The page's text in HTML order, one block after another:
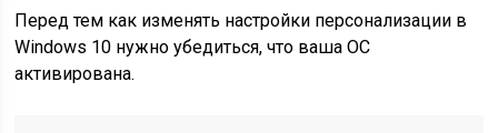
Перед тем как изменять настройки персонализации в
Windows 10 нужно убедиться, что ваша ОС
активирована.